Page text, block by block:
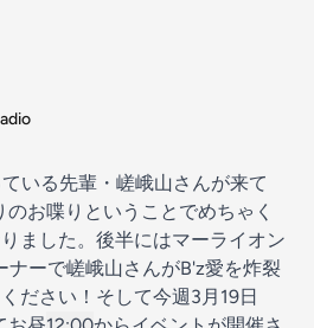
いる先輩・嵯峨山さんが来て
のお喋りということでめちゃく
ました。後半にはマーライオン
ナーで嵯峨山さんがB'z愛を炸裂
ださい！そして今週3月19日